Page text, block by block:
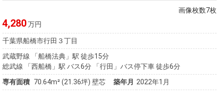
画像枚数7枚
4,280万円
千葉県船橋市行田３丁目
武蔵野線 「船橋法典」駅 徒歩15分
総武線 「西船橋」駅 バス6分 「行田」バス停下車 徒歩6分
専有面積 70.64m²(21.36坪) 壁芯 築年月 2022年1月